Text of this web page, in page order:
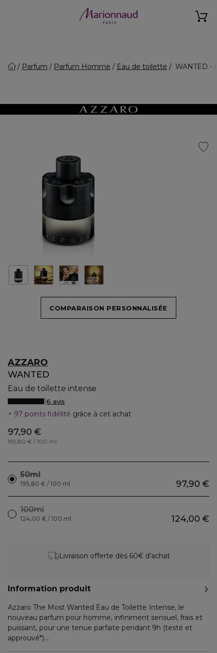
Parfum Parfum Homme Eau de toilette WANTED -
COMPARAISON PERSONNALISÉE
AZZARO
WANTED
Eau de toilette intense
6 avis
97 points fidélité grâce à cet achat
97,90 €
195,80 € / 100 ml
50ml
97,90 €
195,80 € / 100 ml
100ml
124,00 €
124,00 € / 100 ml
Livraison offerte dès 60€ d’achat
Information produit
Azzaro The Most Wanted Eau de Toilette Intense, le
nouveau parfum pour homme, infiniment sensuel, frais et
puissant, pour une tenue parfaite pendant 9h (testé et
approuvé*).